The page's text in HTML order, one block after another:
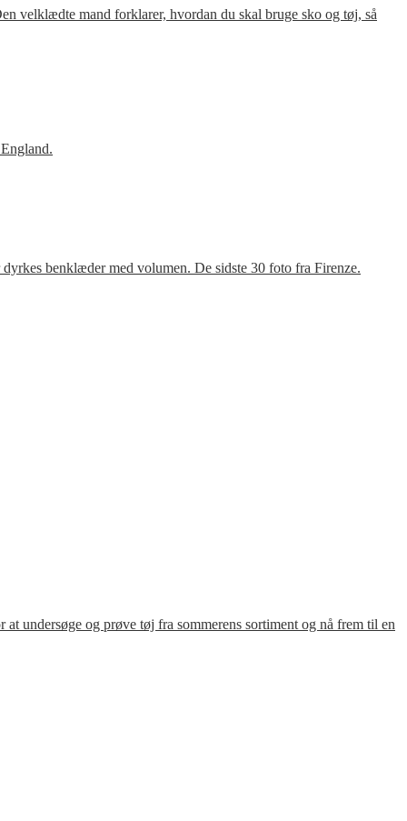
velklædte mand forklarer, hvordan du skal bruge sko og tøj, så
benklæder med volumen. De sidste 30 foto fra Firenze.
undersøge og prøve tøj fra sommerens sortiment og nå frem til en